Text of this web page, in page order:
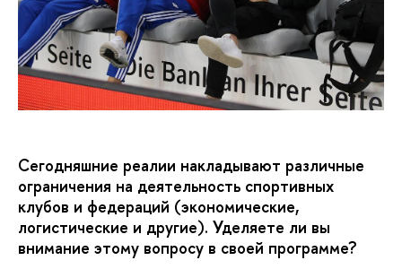
Сегодняшние реалии накладывают различные
ограничения на деятельность спортивных
клубов и федераций (экономические,
логистические и другие). Уделяете ли вы
внимание этому вопросу в своей программе?